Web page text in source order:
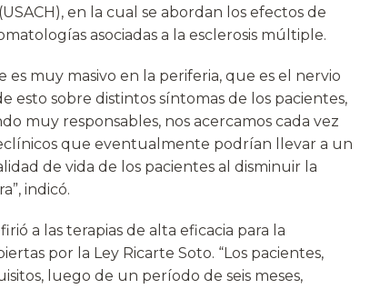
en la cual se abordan los efectos de
asociadas a la esclerosis múltiple.
muy masivo en la periferia, que es el nervio
esto sobre distintos síntomas de los pacientes,
muy responsables, nos acercamos cada vez
que eventualmente podrían llevar a un
de vida de los pacientes al disminuir la
indicó.
a las terapias de alta eficacia para la
por la Ley Ricarte Soto. “Los pacientes,
luego de un período de seis meses,